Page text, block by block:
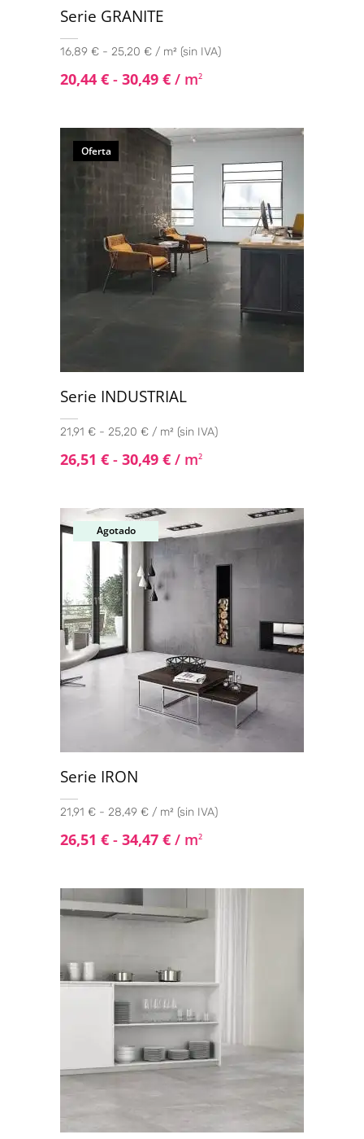
Serie GRANITE
16,89 € - 25,20 € / m² (sin IVA)
20,44 € - 30,49 € / m2
Oferta
Serie INDUSTRIAL
21,91 € - 25,20 € / m² (sin IVA)
26,51 € - 30,49 € / m2
Oferta
Agotado
Serie IRON
21,91 € - 28,49 € / m² (sin IVA)
26,51 € - 34,47 € / m2